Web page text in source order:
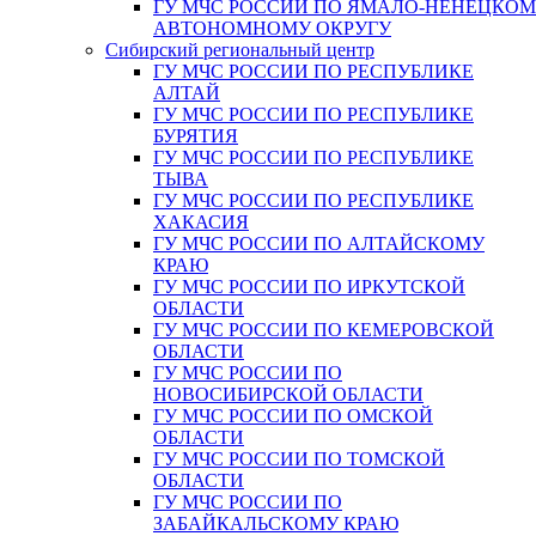
ГУ МЧС РОССИИ ПО ЯМАЛО-
АВТОНОМНОМУ ОКРУГУ
Сибирский региональный центр
ГУ МЧС РОССИИ ПО РЕСПУБЛИКЕ
АЛТАЙ
ГУ МЧС РОССИИ ПО РЕСПУБЛИКЕ
БУРЯТИЯ
ГУ МЧС РОССИИ ПО РЕСПУБЛИКЕ
ТЫВА
ГУ МЧС РОССИИ ПО РЕСПУБЛИКЕ
ХАКАСИЯ
ГУ МЧС РОССИИ ПО АЛТАЙСКОМУ
КРАЮ
ГУ МЧС РОССИИ ПО ИРКУТСКОЙ
ОБЛАСТИ
ГУ МЧС РОССИИ ПО КЕМЕРОВСКОЙ
ОБЛАСТИ
ГУ МЧС РОССИИ ПО
НОВОСИБИРСКОЙ ОБЛАСТИ
ГУ МЧС РОССИИ ПО ОМСКОЙ
ОБЛАСТИ
ГУ МЧС РОССИИ ПО ТОМСКОЙ
ОБЛАСТИ
ГУ МЧС РОССИИ ПО
ЗАБАЙКАЛЬСКОМУ КРАЮ